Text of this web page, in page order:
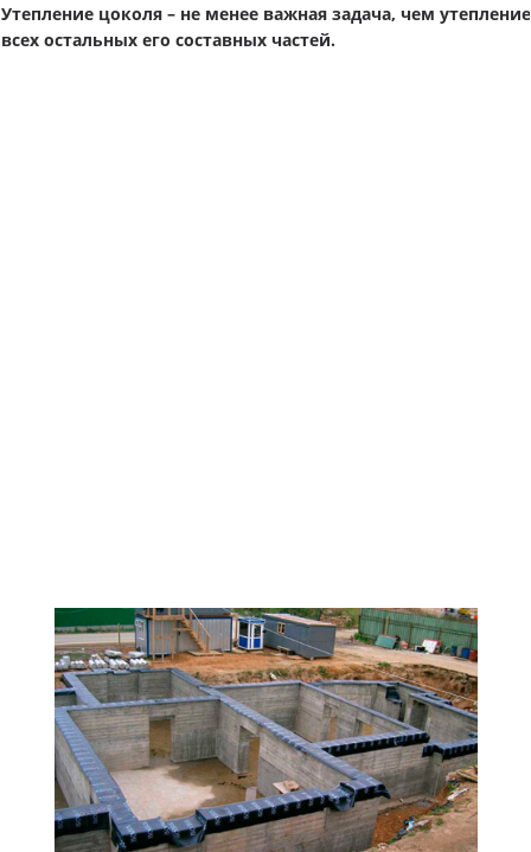
Утепление цоколя – не менее важная задача, чем утепление
всех остальных его составных частей.